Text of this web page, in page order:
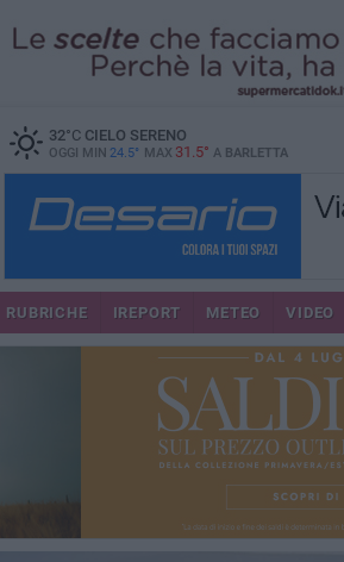
32°CCIELO SERENO
OGGI MIN 24.5° MAX 31.5° A BARLETTA
RUBRICHE IREPORT METEO VIDEO